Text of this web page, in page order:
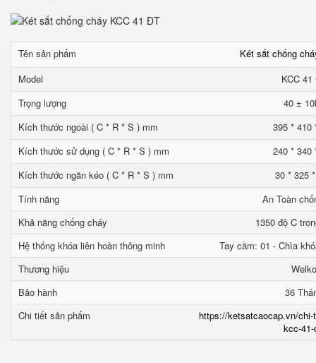
Tên sản phẩm
Két sắt chống
Model
KCC
Trọng lượng
40 ±
Kích thước ngoài ( C * R * S ) mm
395 * 410
Kích thước sử dụng ( C * R * S ) mm
240 * 340
Kích thước ngăn kéo ( C * R * S ) mm
30 * 325
Tính năng
An Toàn
Khả năng chống cháy
1350 độ C
Hệ thống khóa liên hoàn thông minh
Tay cầm: 01 - Chìa
Thương hiệu
Welko
Bảo hành
36
Chi tiết sản phẩm
https://ketsatcaocap.vn/
kcc-